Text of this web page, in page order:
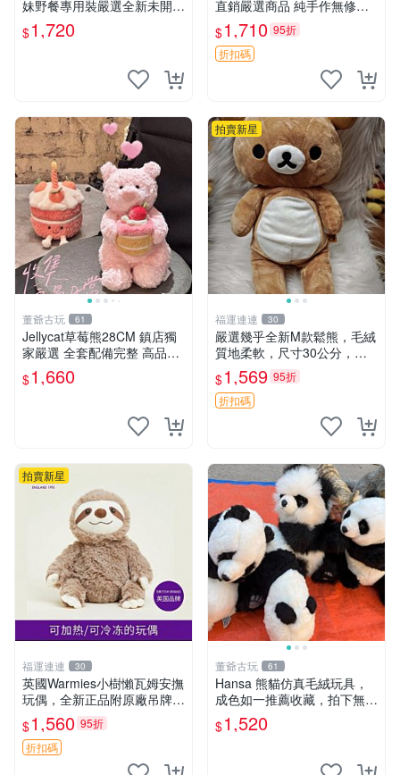
妹野餐專用裝嚴選全新未開
封，包含兩組大童款紙盒裝，
適合收藏與分享。 餅乾熊兄
$1,720
直銷嚴選商品 純手作無修圖
可收藏 郵差熊 Momo熊 標牌
商品
$1,710 95折
折扣碼
董爺古玩 61
Jellycat草莓熊28CM 鎮店獨
家嚴選 全套配備完整 高品質
收藏好物 紋章 玩具熊 定制熊
$1,660
拍賣新星
福運連連 30
嚴選幾乎全新M款鬆熊，毛絨
質地柔軟，尺寸30公分，做
工精緻可愛，適合收藏或贈送
親友。中古使用痕跡，手感依
然優良。 鬆熊 嬰熊 毛玩偶
$1,569 95折
折扣碼
拍賣新星
福運連連 30
英國Warmies小樹懶瓦姆安撫
玩偶，全新正品附原廠吊牌與
防塵袋，內藏薰衣草可加熱，
適合各個年齡層，冷暖兩用享
受抱抱樂趣，不容錯過嚴選好
$1,560 95折
折扣碼
董爺古玩 61
Hansa 熊貓仿真毛絨玩具，
成色如一推薦收藏，拍下無疑
心 熊貓 毛絨玩具 收藏
$1,520